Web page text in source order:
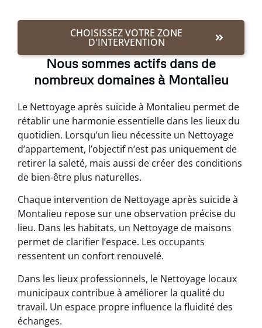
CHOISISSEZ VOTRE ZONE
D'INTERVENTION
Nous sommes actifs dans de
nombreux domaines à Montalieu
Le Nettoyage après suicide à Montalieu permet de
rétablir une harmonie essentielle dans les lieux du
quotidien. Lorsqu’un lieu nécessite un Nettoyage
d’appartement, l’objectif n’est pas uniquement de
retirer la saleté, mais aussi de créer des conditions
de bien-être plus naturelles.
Chaque intervention de Nettoyage après suicide à
Montalieu repose sur une observation précise du
lieu. Dans les habitats, un Nettoyage de maisons
permet de clarifier l’espace. Les occupants
ressentent un confort renouvelé.
Dans les lieux professionnels, le Nettoyage locaux
municipaux contribue à améliorer la qualité du
travail. Un espace propre influence la fluidité des
échanges.